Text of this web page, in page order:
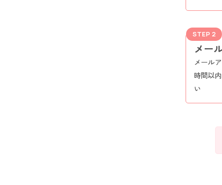
STEP 2
メー
メール
時間以
い